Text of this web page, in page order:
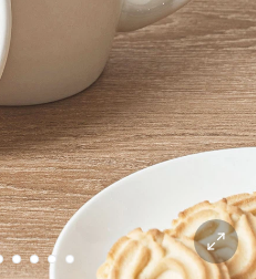
5 6 7 8
확대 보기